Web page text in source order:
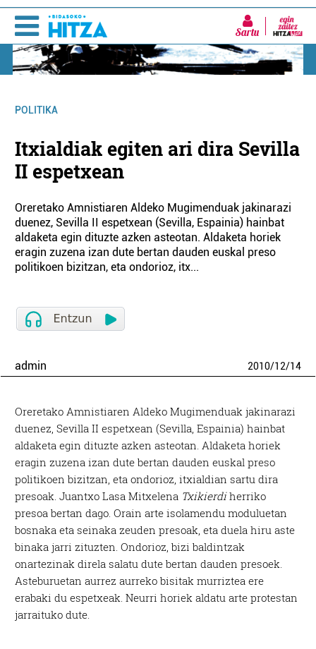
Sartu
POLITIKA
Itxialdiak egiten ari dira Sevilla
II espetxean
Oreretako Amnistiaren Aldeko Mugimenduak jakinarazi
duenez, Sevilla II espetxean (Sevilla, Espainia) hainbat
aldaketa egin dituzte azken asteotan. Aldaketa horiek
eragin zuzena izan dute bertan dauden euskal preso
politikoen bizitzan, eta ondorioz, itx...
admin 2010/12/14
Oreretako Amnistiaren Aldeko Mugimenduak jakinarazi
duenez, Sevilla II espetxean (Sevilla, Espainia) hainbat
aldaketa egin dituzte azken asteotan. Aldaketa horiek
eragin zuzena izan dute bertan dauden euskal preso
politikoen bizitzan, eta ondorioz, itxialdian sartu dira
presoak. Juantxo Lasa Mitxelena Txikierdiherriko
presoa bertan dago. Orain arte isolamendu moduluetan
bosnaka eta seinaka zeuden presoak, eta duela hiru aste
binaka jarri zituzten. Ondorioz, bizi baldintzak
onartezinak direla salatu dute bertan dauden presoek.
Asteburuetan aurrez aurreko bisitak murriztea ere
erabaki du espetxeak. Neurri horiek aldatu arte protestan
jarraituko dute.